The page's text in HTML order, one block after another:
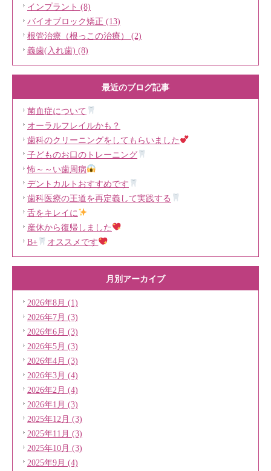
インプラント (8)
バイオブロック矯正 (13)
根管治療（根っこの治療） (2)
義歯(入れ歯) (8)
最近のブログ記事
菌血症について
オーラルフレイルかも？
歯科のクリーニングをしてもらいました
子どものお口のトレーニング
怖～～い歯周病
デントカルトおすすめです
歯科医療の王道を再定義して実践する
舌をキレイに
産休から復帰しました
B+
オススメです
月別アーカイブ
2026年8月 (1)
2026年7月 (3)
2026年6月 (3)
2026年5月 (3)
2026年4月 (3)
2026年3月 (4)
2026年2月 (4)
2026年1月 (3)
2025年12月 (3)
2025年11月 (3)
2025年10月 (3)
2025年9月 (4)